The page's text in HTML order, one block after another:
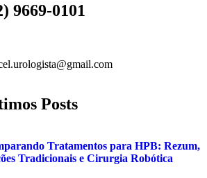
9669-0101
Posts
Tratamentos para HPB: Rezum,
Tradicionais e Cirurgia Robótica